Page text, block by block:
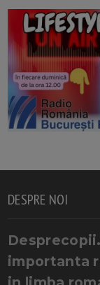
DESPRE NOI
importanta